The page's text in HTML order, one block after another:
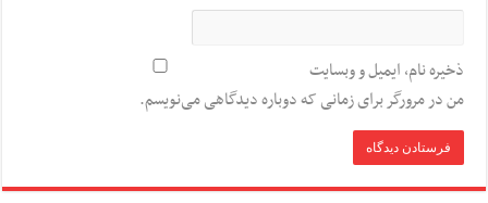
ذخیره نام، ایمیل و وبسایت
من در مرورگر برای زمانی که دوباره دیدگاهی می‌نویسم.